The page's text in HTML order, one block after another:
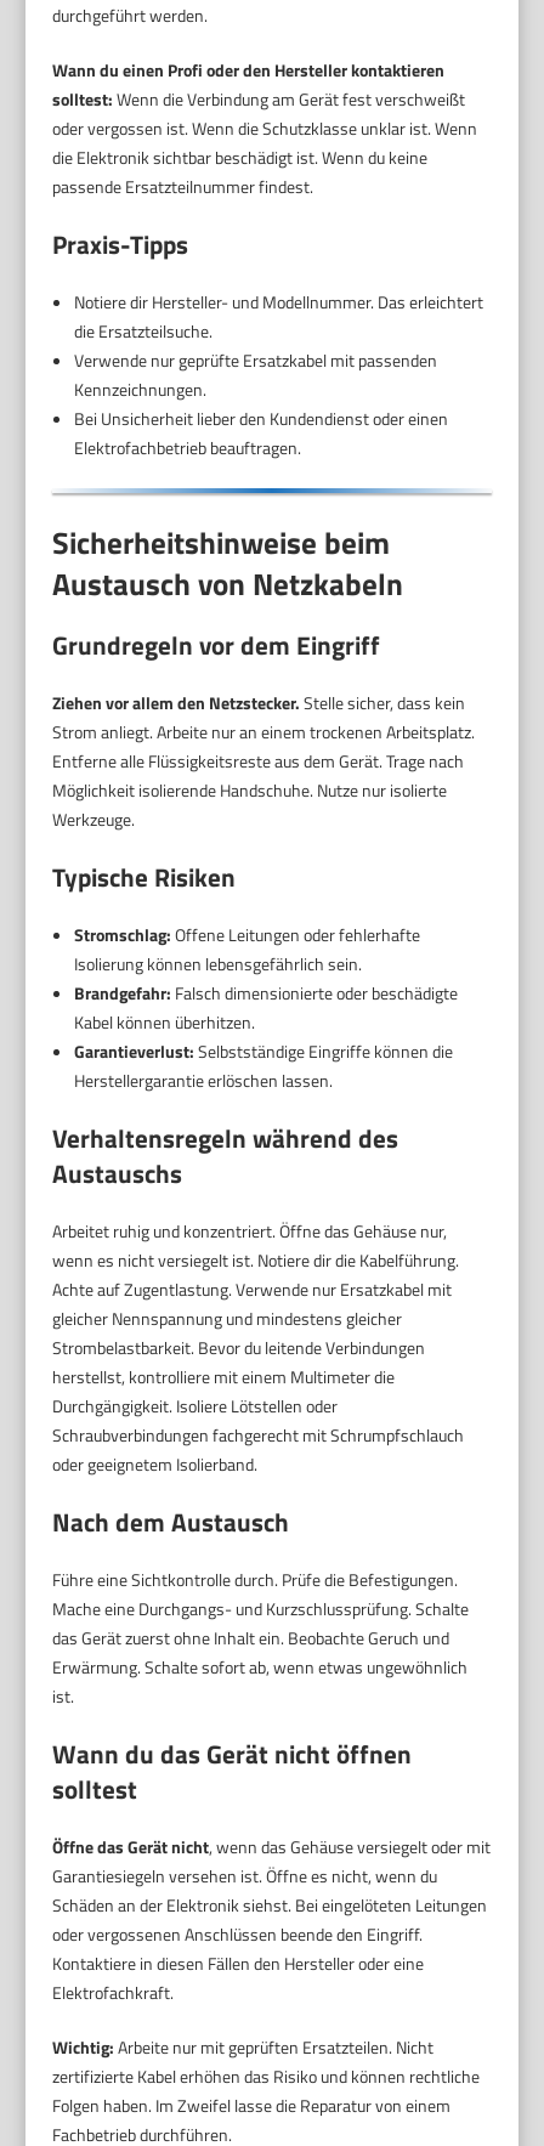
durchgeführt werden.
Wann du einen Profi oder den Hersteller kontaktieren
solltest:Wenn die Verbindung am Gerät fest verschweißt
oder vergossen ist. Wenn die Schutzklasse unklar ist. Wenn
die Elektronik sichtbar beschädigt ist. Wenn du keine
passende Ersatzteilnummer findest.
Praxis-Tipps
Notiere dir Hersteller- und Modellnummer. Das erleichtert
die Ersatzteilsuche.
Verwende nur geprüfte Ersatzkabel mit passenden
Kennzeichnungen.
Bei Unsicherheit lieber den Kundendienst oder einen
Elektrofachbetrieb beauftragen.
Sicherheitshinweise beim
Austausch von Netzkabeln
Grundregeln vor dem Eingriff
Ziehen vor allem den Netzstecker.Stelle sicher, dass kein
Strom anliegt. Arbeite nur an einem trockenen Arbeitsplatz.
Entferne alle Flüssigkeitsreste aus dem Gerät. Trage nach
Möglichkeit isolierende Handschuhe. Nutze nur isolierte
Werkzeuge.
Typische Risiken
Stromschlag:Offene Leitungen oder fehlerhafte
Isolierung können lebensgefährlich sein.
Brandgefahr: Falsch dimensionierte oder beschädigte
Kabel können überhitzen.
Garantieverlust:Selbstständige Eingriffe können die
Herstellergarantie erlöschen lassen.
Verhaltensregeln während des
Austauschs
Arbeitet ruhig und konzentriert. Öffne das Gehäuse nur,
wenn es nicht versiegelt ist. Notiere dir die Kabelführung.
Achte auf Zugentlastung. Verwende nur Ersatzkabel mit
gleicher Nennspannung und mindestens gleicher
Strombelastbarkeit. Bevor du leitende Verbindungen
herstellst, kontrolliere mit einem Multimeter die
Durchgängigkeit. Isoliere Lötstellen oder
Schraubverbindungen fachgerecht mit Schrumpfschlauch
oder geeignetem Isolierband.
Nach dem Austausch
Führe eine Sichtkontrolle durch. Prüfe die Befestigungen.
Mache eine Durchgangs- und Kurzschlussprüfung. Schalte
das Gerät zuerst ohne Inhalt ein. Beobachte Geruch und
Erwärmung. Schalte sofort ab, wenn etwas ungewöhnlich
ist.
Wann du das Gerät nicht öffnen
solltest
Öffne das Gerät nicht, wenn das Gehäuse versiegelt oder mit
Garantiesiegeln versehen ist. Öffne es nicht, wenn du
Schäden an der Elektronik siehst. Bei eingelöteten Leitungen
oder vergossenen Anschlüssen beende den Eingriff.
Kontaktiere in diesen Fällen den Hersteller oder eine
Elektrofachkraft.
Wichtig:Arbeite nur mit geprüften Ersatzteilen. Nicht
zertifizierte Kabel erhöhen das Risiko und können rechtliche
Folgen haben. Im Zweifel lasse die Reparatur von einem
Fachbetrieb durchführen.